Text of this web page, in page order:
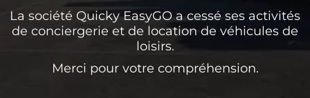
La société Quicky EasyGO a cessé ses activités
de conciergerie et de location de véhicules de
loisirs.
Merci pour votre compréhension.